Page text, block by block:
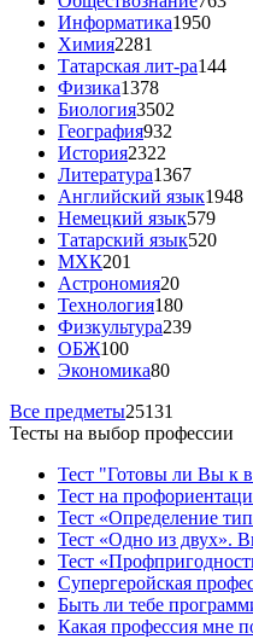
Информатика1950
Химия2281
Татарская лит-ра144
Физика1378
Биология3502
География932
История2322
Литература1367
Английский язык1948
Немецкий язык579
Татарский язык520
МХК201
Астрономия20
Технология180
Физкультура239
ОБЖ100
Экономика80
Все предметы25131
Тесты на выбор профессии
Тест "Готовы ли Вы к
Тест на
Тест «Определение
Тест «Одно из двух».
Тест
Супергеройская
Быть ли тебе
Какая профессия мне